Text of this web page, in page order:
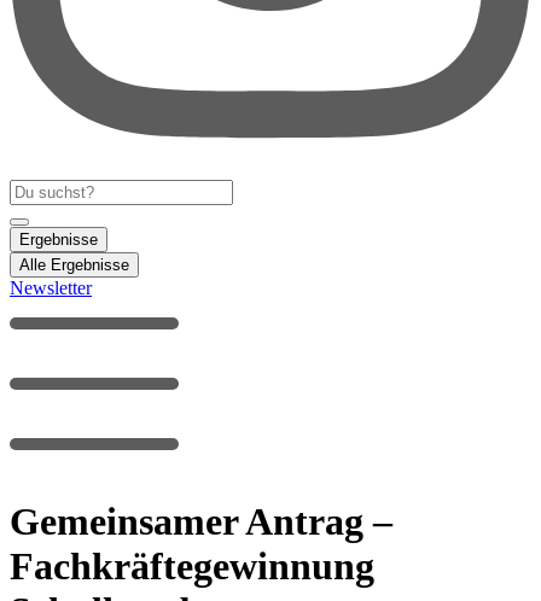
Search
...
Ergebnisse
Alle Ergebnisse
Newsletter
Gemeinsamer Antrag –
Fachkräftegewinnung